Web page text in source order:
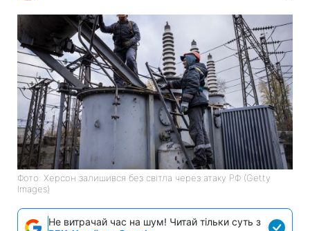
Фото: Херсон залишився без світла через атаку РФ (Getty
Images)
Не витрачай час на шум! Читай тільки суть з